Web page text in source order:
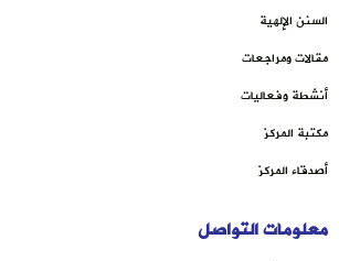
السنن الإلهية
مقالات ومراجعات
أنشطة وفعاليات
مكتبة المركز
أصدقاء المركز
معلومات التواصل